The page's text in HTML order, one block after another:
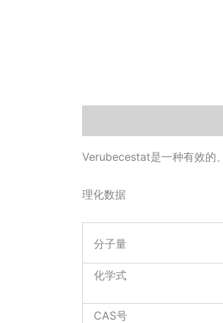
Verubecestat是一种有效的
理化数据
分子量
化学式
CAS号